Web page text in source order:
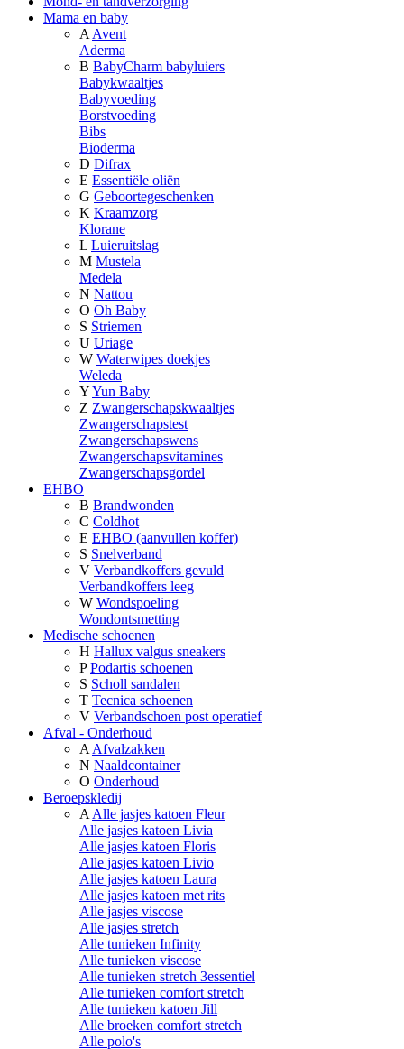
Mama en baby
A Avent
Aderma
B BabyCharm babyluiers
Babykwaaltjes
Babyvoeding
Borstvoeding
Bibs
Bioderma
D Difrax
E Essentiële oliën
G Geboortegeschenken
K Kraamzorg
Klorane
L Luieruitslag
M Mustela
Medela
N Nattou
O Oh Baby
S Striemen
U Uriage
W Waterwipes doekjes
Weleda
YYun Baby
Z Zwangerschapskwaaltjes
Zwangerschapstest
Zwangerschapswens
Zwangerschapsvitamines
Zwangerschapsgordel
EHBO
B Brandwonden
C Coldhot
E EHBO (aanvullen koffer)
S Snelverband
V Verbandkoffers gevuld
Verbandkoffers leeg
W Wondspoeling
Wondontsmetting
Medische schoenen
H Hallux valgus sneakers
P Podartis schoenen
S Scholl sandalen
T Tecnica schoenen
V Verbandschoen post operatief
Afval - Onderhoud
A Afvalzakken
N Naaldcontainer
O Onderhoud
Beroepskledij
A Alle jasjes katoen Fleur
Alle jasjes katoen Livia
Alle jasjes katoen Floris
Alle jasjes katoen Livio
Alle jasjes katoen Laura
Alle jasjes katoen met rits
Alle jasjes viscose
Alle jasjes stretch
Alle tunieken Infinity
Alle tunieken viscose
Alle tunieken stretch 3essentiel
Alle tunieken comfort stretch
Alle tunieken katoen Jill
Alle broeken comfort stretch
Alle polo's